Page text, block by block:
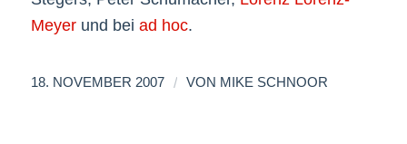
Meyerund bei ad hoc.
18. NOVEMBER 2007 / VON MIKE SCHNOOR